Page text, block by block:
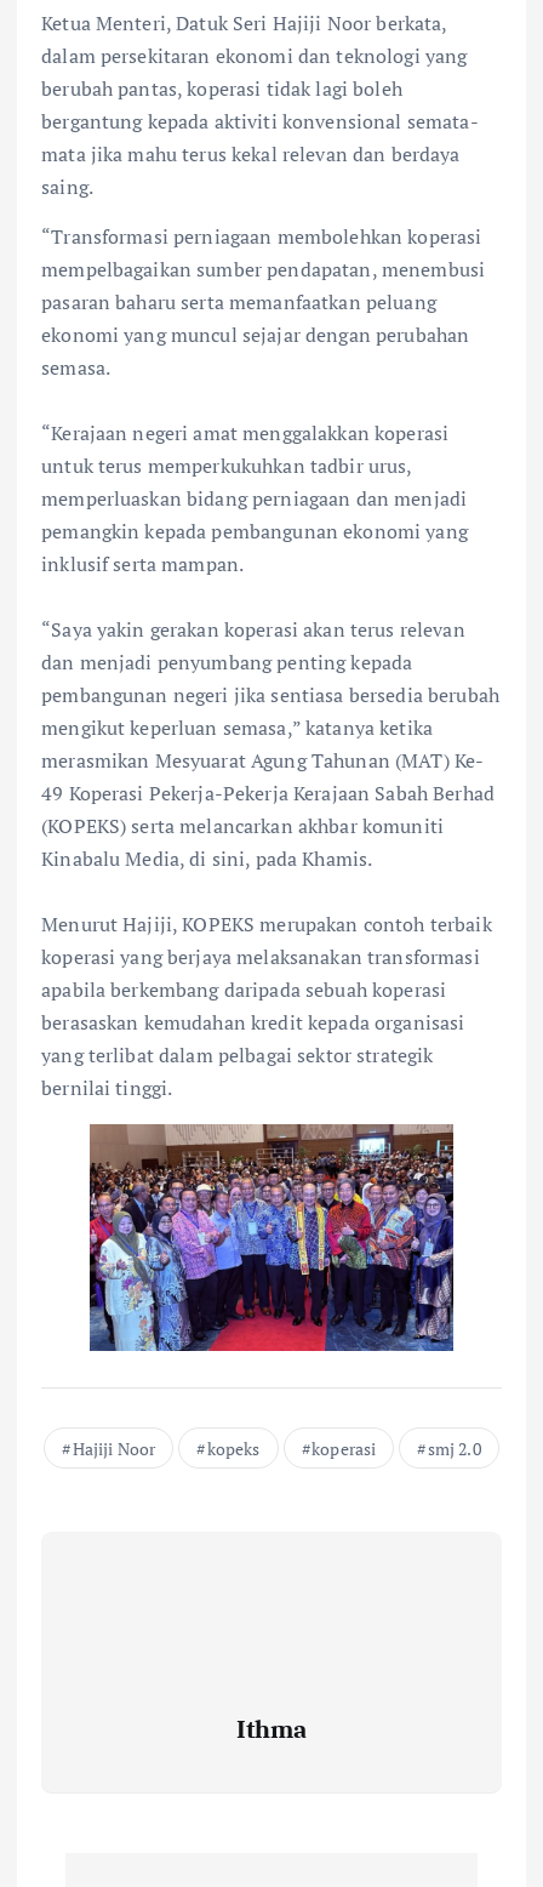
Ketua Menteri, Datuk Seri Hajiji Noor berkata,
dalam persekitaran ekonomi dan teknologi yang
berubah pantas, koperasi tidak lagi boleh
bergantung kepada aktiviti konvensional semata-
mata jika mahu terus kekal relevan dan berdaya
saing.
“Transformasi perniagaan membolehkan koperasi
mempelbagaikan sumber pendapatan, menembusi
pasaran baharu serta memanfaatkan peluang
ekonomi yang muncul sejajar dengan perubahan
semasa.
“Kerajaan negeri amat menggalakkan koperasi
untuk terus memperkukuhkan tadbir urus,
memperluaskan bidang perniagaan dan menjadi
pemangkin kepada pembangunan ekonomi yang
inklusif serta mampan.
“Saya yakin gerakan koperasi akan terus relevan
dan menjadi penyumbang penting kepada
pembangunan negeri jika sentiasa bersedia berubah
mengikut keperluan semasa,” katanya ketika
merasmikan Mesyuarat Agung Tahunan (MAT) Ke-
49 Koperasi Pekerja-Pekerja Kerajaan Sabah Berhad
(KOPEKS) serta melancarkan akhbar komuniti
Kinabalu Media, di sini, pada Khamis.
Menurut Hajiji, KOPEKS merupakan contoh terbaik
koperasi yang berjaya melaksanakan transformasi
apabila berkembang daripada sebuah koperasi
berasaskan kemudahan kredit kepada organisasi
yang terlibat dalam pelbagai sektor strategik
bernilai tinggi.
Hajiji Noor kopeks koperasi smj 2.0
Ithma